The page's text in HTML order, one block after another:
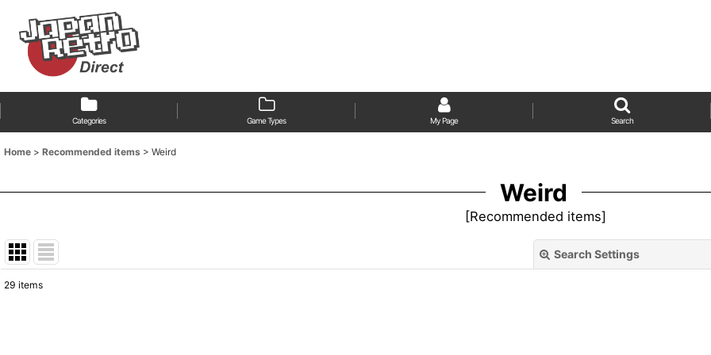
Categories Game Types My Page Search
Home > Recommended items > Weird
Weird
[Recommended items]
Search Settings
29 items